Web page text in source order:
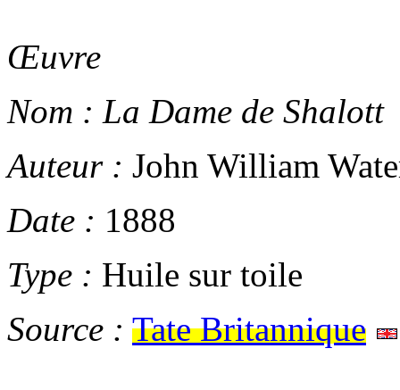
Œuvre
Nom : La Dame de Shalott
Auteur : John William
Date : 1888
Type : Huile sur toile
Source : Tate Britannique